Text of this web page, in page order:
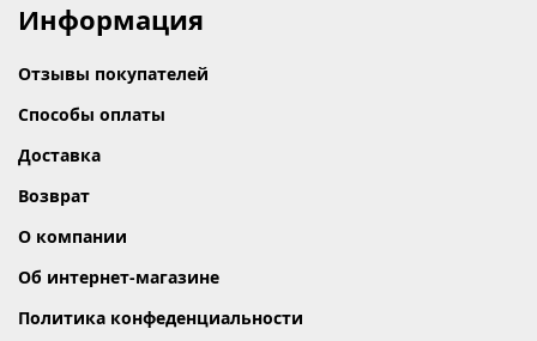
Информация
Отзывы покупателей
Способы оплаты
Доставка
Возврат
О компании
Об интернет-магазине
Политика конфеденциальности